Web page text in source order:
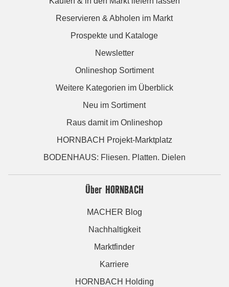
Reservieren & Abholen im Markt
Prospekte und Kataloge
Newsletter
Onlineshop Sortiment
Weitere Kategorien im Überblick
Neu im Sortiment
Raus damit im Onlineshop
HORNBACH Projekt-Marktplatz
BODENHAUS: Fliesen. Platten. Dielen
Über HORNBACH
MACHER Blog
Nachhaltigkeit
Marktfinder
Karriere
HORNBACH Holding